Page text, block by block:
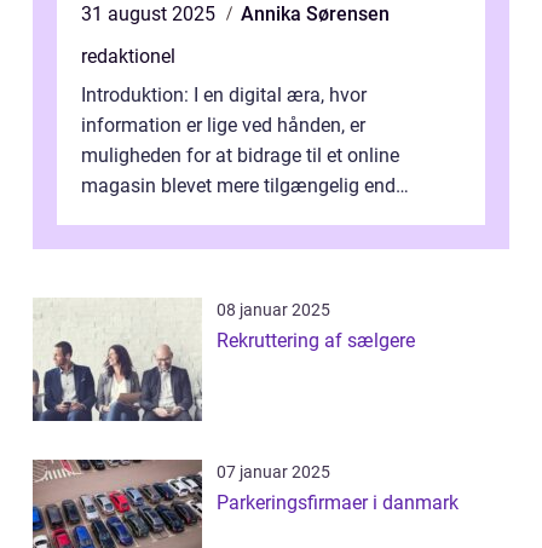
31 august 2025
Annika Sørensen
redaktionel
Introduktion: I en digital æra, hvor
information er lige ved hånden, er
muligheden for at bidrage til et online
magasin blevet mere tilgængelig end
magas...
08 januar 2025
Rekruttering af sælgere
07 januar 2025
Parkeringsfirmaer i danmark